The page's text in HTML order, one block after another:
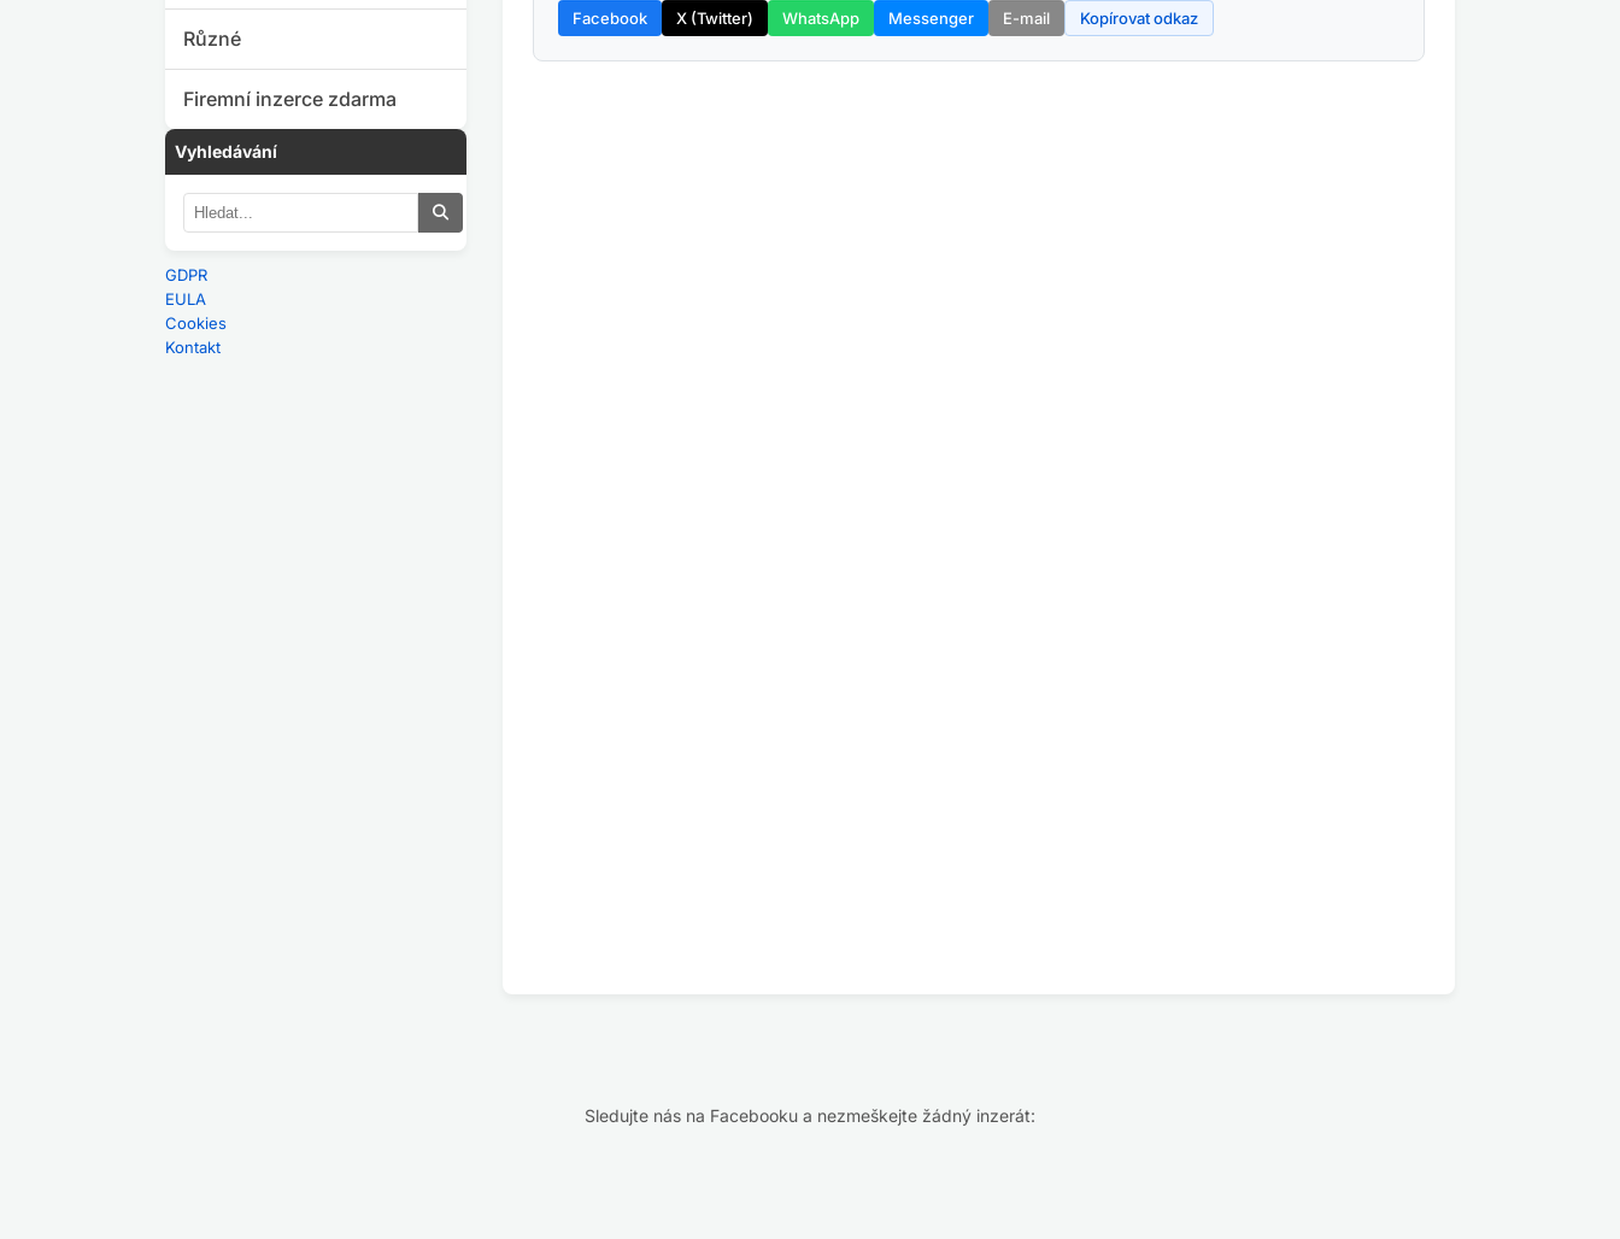
Různé
Firemní inzerce zdarma
Vyhledávání
GDPR
EULA
Cookies
Kontakt
Facebook X (Twitter) WhatsApp Messenger E-mail Kopírovat odkaz
Sledujte nás na Facebooku a nezmeškejte žádný inzerát: